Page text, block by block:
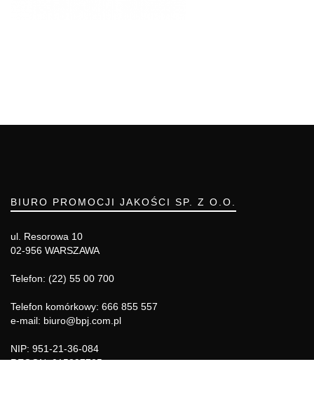
BIURO PROMOCJI JAKOŚCI SP. Z O.O.
ul. Resorowa 10
02-956 WARSZAWA
Telefon: (22) 55 00 700
Telefon komórkowy: 666 855 557
e-mail: biuro@bpj.com.pl
NIP: 951-21-36-084
REGON: 015897725